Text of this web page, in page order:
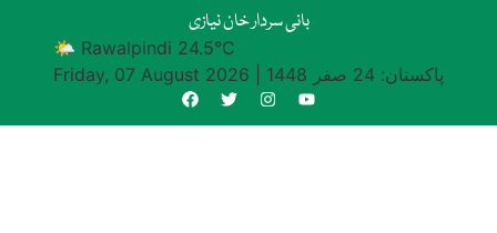
بانی سردار خان نیازی
🌤 Rawalpindi 24.5°C
Friday, 07 August 2026
پاکستان: 24 صفر 1448